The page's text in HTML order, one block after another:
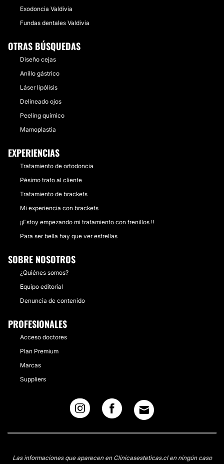
Exodoncia Valdivia
Fundas dentales Valdivia
OTRAS BÚSQUEDAS
Diseño cejas
Anillo gástrico
Láser lipólisis
Delineado ojos
Peeling químico
Mamoplastia
EXPERIENCIAS
Tratamiento de ortodoncia
Pésimo trato al cliente
Tratamiento de brackets
Mi experiencia con brackets
¡¡Estoy empezando mi tratamiento con frenillos !!
Para ser bella hay que ver estrellas
SOBRE NOSOTROS
¿Quiénes somos?
Equipo editorial
Denuncia de contenido
PROFESIONALES
Acceso doctores
Plan Premium
Marcas
Suppliers
Las informaciones que aparecen en Clinicasesteticas.cl en ningún caso